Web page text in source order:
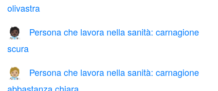
olivastra
🧑🏿‍⚕️
Persona che lavora nella sanità: carnagione
scura
🧑🏼‍⚕️
Persona che lavora nella sanità: carnagione